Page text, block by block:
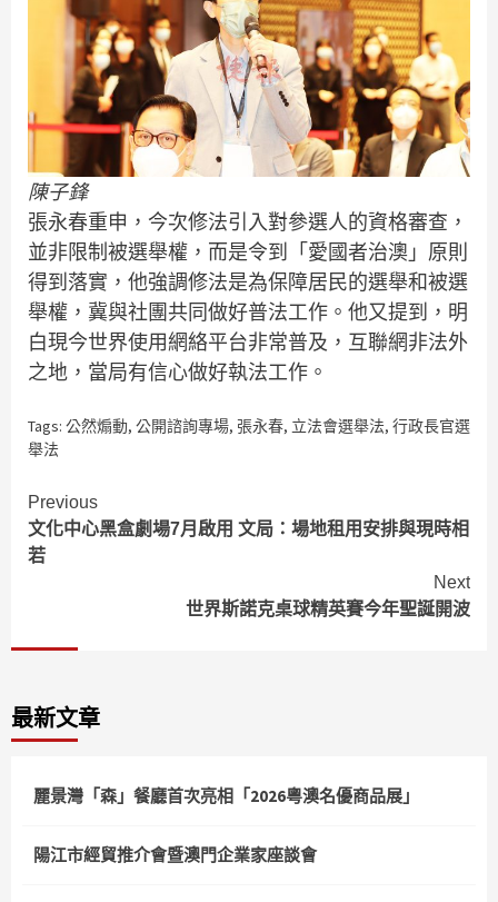
陳子鋒
張永春重申，今次修法引入對參選人的資格審查，
並非限制被選舉權，而是令到「愛國者治澳」原則
得到落實，他強調修法是為保障居民的選舉和被選
舉權，冀與社團共同做好普法工作。他又提到，明
白現今世界使用網絡平台非常普及，互聯網非法外
之地，當局有信心做好執法工作。
Tags: 公然煽動, 公開諮詢專場, 張永春, 立法會選舉法, 行政長官選
舉法
Continue
Reading
Previous
文化中心黑盒劇場7月啟用 文局：場地租用安排與現時相
若
Next
世界斯諾克桌球精英賽今年聖誕開波
最新文章
麗景灣「森」餐廳首次亮相「2026粵澳名優商品展」
陽江市經貿推介會暨澳門企業家座談會